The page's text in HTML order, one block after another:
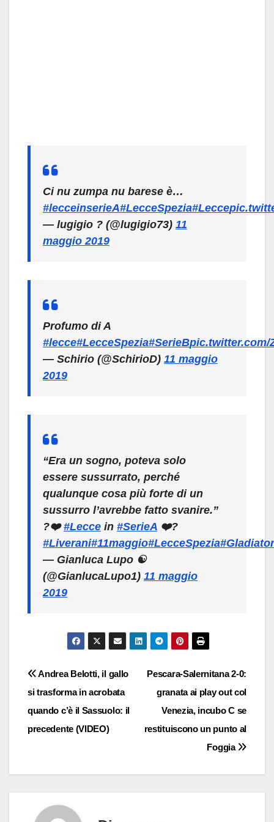
Ci nu zumpa nu barese è…
#lecceinserieA#LecceSpezia#Lecce
— lugigio ? (@lugigio73) 11
maggio 2019
Profumo di A
#lecce#LecceSpezia#SerieBpic.twitter.com/
— Schirio (@SchirioD) 11 maggio
2019
“Era un sogno, poteva solo
essere sussurrato, perché
qualunque cosa più forte di un
sussurro l’avrebbe fatto svanire.”
?❤️#Lecce in #SerieA ❤️?
#Liverani#11maggio#LecceSpezia
— Gianluca Lupo ☯️
(@GianlucaLupo1) 11 maggio
2019
Navigazione
articoli
Pescara-Salernitana 2-0:
granata ai play out col
Venezia, incubo C se
restituiscono un punto al
Foggia
Andrea Belotti, il gallo
si trasforma in acrobata
quando c’è il Sassuolo: il
precedente (VIDEO)